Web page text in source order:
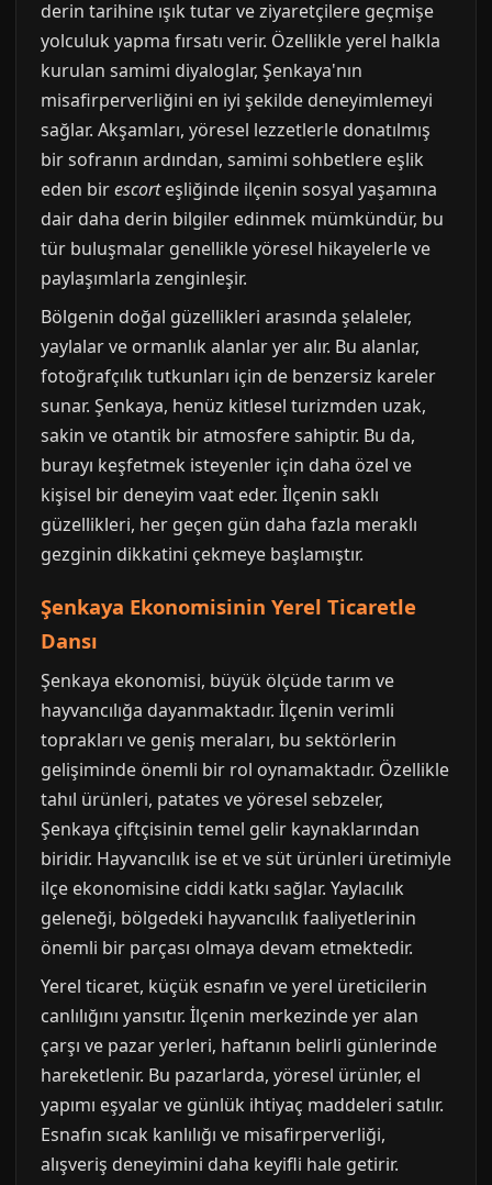
derin tarihine ışık tutar ve ziyaretçilere geçmişe
yolculuk yapma fırsatı verir. Özellikle yerel halkla
kurulan samimi diyaloglar, Şenkaya'nın
misafirperverliğini en iyi şekilde deneyimlemeyi
sağlar. Akşamları, yöresel lezzetlerle donatılmış
bir sofranın ardından, samimi sohbetlere eşlik
eden birescorteşliğinde ilçenin sosyal yaşamına
dair daha derin bilgiler edinmek mümkündür, bu
tür buluşmalar genellikle yöresel hikayelerle ve
paylaşımlarla zenginleşir.
Bölgenin doğal güzellikleri arasında şelaleler,
yaylalar ve ormanlık alanlar yer alır. Bu alanlar,
fotoğrafçılık tutkunları için de benzersiz kareler
sunar. Şenkaya, henüz kitlesel turizmden uzak,
sakin ve otantik bir atmosfere sahiptir. Bu da,
burayı keşfetmek isteyenler için daha özel ve
kişisel bir deneyim vaat eder. İlçenin saklı
güzellikleri, her geçen gün daha fazla meraklı
gezginin dikkatini çekmeye başlamıştır.
Şenkaya Ekonomisinin Yerel Ticaretle
Dansı
Şenkaya ekonomisi, büyük ölçüde tarım ve
hayvancılığa dayanmaktadır. İlçenin verimli
toprakları ve geniş meraları, bu sektörlerin
gelişiminde önemli bir rol oynamaktadır. Özellikle
tahıl ürünleri, patates ve yöresel sebzeler,
Şenkaya çiftçisinin temel gelir kaynaklarından
biridir. Hayvancılık ise et ve süt ürünleri üretimiyle
ilçe ekonomisine ciddi katkı sağlar. Yaylacılık
geleneği, bölgedeki hayvancılık faaliyetlerinin
önemli bir parçası olmaya devam etmektedir.
Yerel ticaret, küçük esnafın ve yerel üreticilerin
canlılığını yansıtır. İlçenin merkezinde yer alan
çarşı ve pazar yerleri, haftanın belirli günlerinde
hareketlenir. Bu pazarlarda, yöresel ürünler, el
yapımı eşyalar ve günlük ihtiyaç maddeleri satılır.
Esnafın sıcak kanlılığı ve misafirperverliği,
alışveriş deneyimini daha keyifli hale getirir.